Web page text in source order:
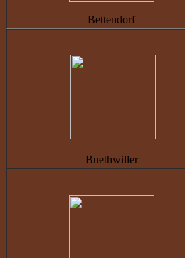
Bettendorf
Buethwiller